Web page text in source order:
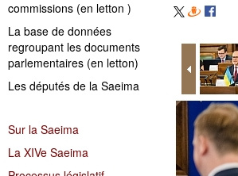
commissions (en letton )
La base de données
regroupant les documents
parlementaires (en letton)
Les députés de la Saeima
Sur la Saeima
La XIVe Saeima